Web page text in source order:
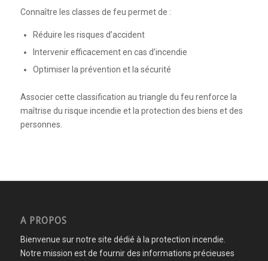
Connaître les classes de feu permet de :
Réduire les risques d’accident
Intervenir efficacement en cas d’incendie
Optimiser la prévention et la sécurité
Associer cette classification au triangle du feu renforce la
maîtrise du risque incendie et la protection des biens et des
personnes.
A PROPOS
Bienvenue sur notre site dédié à la protection incendie.
Notre mission est de fournir des informations précieuses